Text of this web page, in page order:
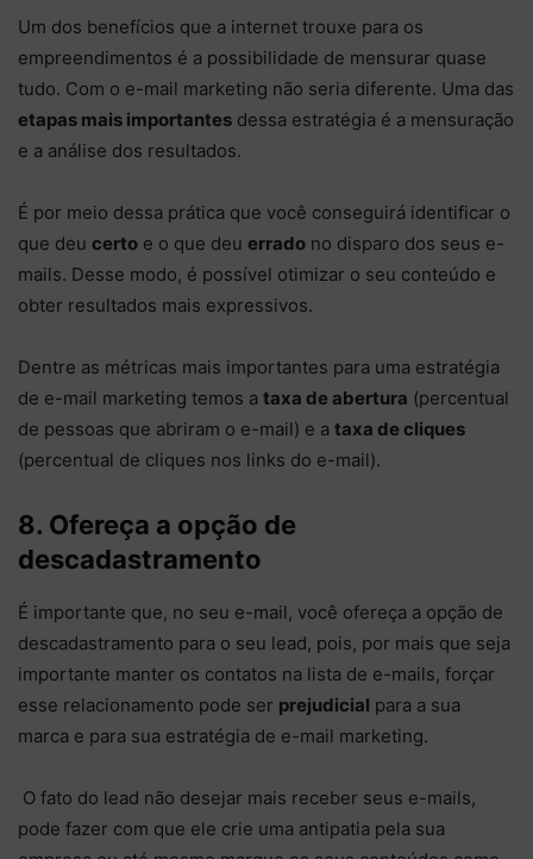
Um dos benefícios que a internet trouxe para os
empreendimentos é a possibilidade de mensurar quase
tudo. Com o e-mail marketing não seria diferente. Uma das
etapas mais importantes dessa estratégia é a mensuração
e a análise dos resultados.
É por meio dessa prática que você conseguirá identificar o
que deu certo e o que deu errado no disparo dos seus e-
mails. Desse modo, é possível otimizar o seu conteúdo e
obter resultados mais expressivos.
Dentre as métricas mais importantes para uma estratégia
de e-mail marketing temos a taxa de abertura (percentual
de pessoas que abriram o e-mail) e a taxa de cliques
(percentual de cliques nos links do e-mail).
8. Ofereça a opção de
descadastramento
É importante que, no seu e-mail, você ofereça a opção de
descadastramento para o seu lead, pois, por mais que seja
importante manter os contatos na lista de e-mails, forçar
esse relacionamento pode ser prejudicial para a sua
marca e para sua estratégia de e-mail marketing.
O fato do lead não desejar mais receber seus e-mails,
pode fazer com que ele crie uma antipatia pela sua